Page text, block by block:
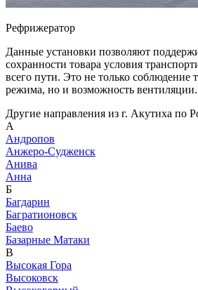
Рефрижератор
Данные установки позволяют
сохранности товара условия
всего пути. Это не только соблюдение
режима, но и возможность вентиляции.
Другие направления из г. Акутиха по
А
Андропов
Анжеро-Судженск
Анива
Анна
Б
Багдарин
Багратионовск
Баево
Базарные Матаки
В
Высокая Гора
Высоковск